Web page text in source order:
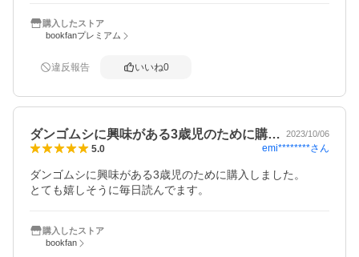
購入したストア
bookfanプレミアム
違反報告 いいね0
ダンゴムシに興味がある3歳児のために購… 2023/10/06
5.0 emi********さん
ダンゴムシに興味がある3歳児のために購入しました。
とても嬉しそうに毎日読んでます。
購入したストア
bookfan